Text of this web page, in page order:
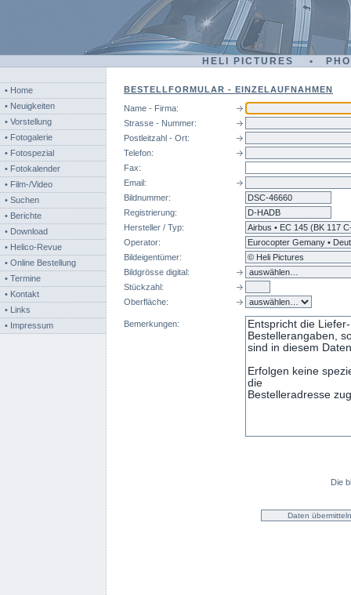
HELI PICTURES •
• Home
• Neuigkeiten
• Vorstellung
• Fotogalerie
• Fotospezial
• Fotokalender
• Film-/Video
• Suchen
• Berichte
• Download
• Helico-Revue
• Online Bestellung
• Termine
• Kontakt
• Links
• Impressum
BESTELLFORMULAR - EINZELAUFNAHMEN
Name - Firma:
Strasse - Nummer:
Postleitzahl - Ort:
Telefon:
Fax:
Email:
Bildnummer:
Registrierung:
Hersteller / Typ:
Operator:
Bildeigentümer:
Bildgrösse digital:
Stückzahl:
Oberfläche:
Bemerkungen:
Die